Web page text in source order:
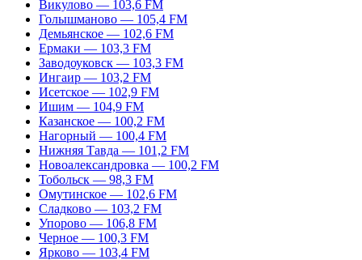
Викулово — 103,6 FM
Голышманово — 105,4 FM
Демьянское — 102,6 FM
Ермаки — 103,3 FM
Заводоуковск — 103,3 FM
Ингаир — 103,2 FM
Исетское — 102,9 FM
Ишим — 104,9 FM
Казанское — 100,2 FM
Нагорный — 100,4 FM
Нижняя Тавда — 101,2 FM
Новоалександровка — 100,2 FM
Тобольск — 98,3 FM
Омутинское — 102,6 FM
Сладково — 103,2 FM
Упорово — 106,8 FM
Черное — 100,3 FM
Ярково — 103,4 FM